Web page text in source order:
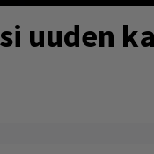
uuden